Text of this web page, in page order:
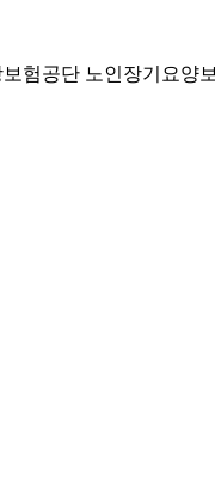
험공단 노인장기요